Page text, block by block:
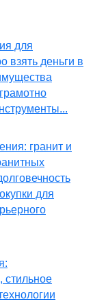
для
взять деньги в
гранит и
для
стильное